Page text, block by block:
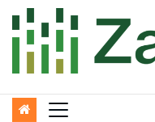
to
content